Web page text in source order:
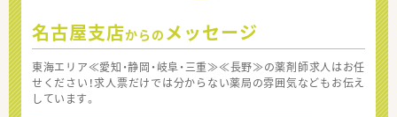
名古屋支店からの メッセージ
東海エリア≪愛知・静岡・岐阜・三重≫≪長野≫の薬剤師求人はお任
せください！求人票だけでは分からない薬局の雰囲気などもお伝え
しています。